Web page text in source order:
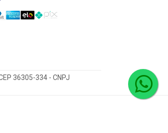
36305-334 - CNPJ